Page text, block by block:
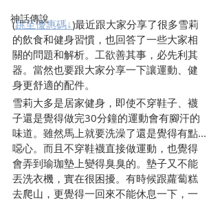
神話傳說
(跳至優惠碼↓)最近跟大家分享了很多雪莉
的飲食和健身習慣，也回答了一些大家相
關的問題和解析。工欲善其事，必先利其
器。當然也要跟大家分享一下讓運動、健
身更舒適的配件。
雪莉大多是居家健身，即使不穿鞋子、襪
子還是覺得做完30分鐘的運動會有腳汗的
味道。雖然馬上就要洗澡了還是覺得有點...
噁心。而且不穿鞋襪直接做運動，也覺得
會弄到瑜珈墊上變得臭臭的。墊子又不能
丟洗衣機，實在很困擾。有時候跟蘿蔔糕
去爬山，更覺得一回來不能休息一下，一